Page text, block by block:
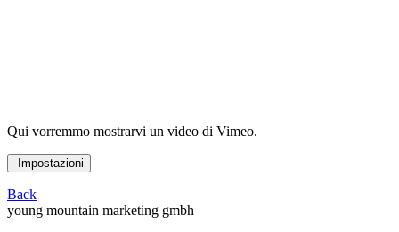
Qui vorremmo mostrarvi un video di Vimeo.
Impostazioni
Back
young mountain marketing gmbh